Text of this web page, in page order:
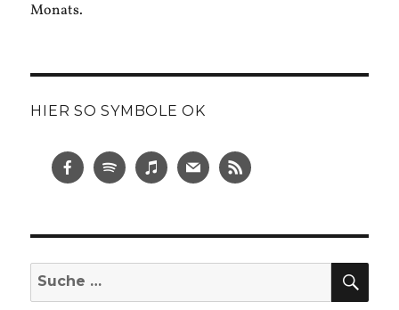
Monats.
HIER SO SYMBOLE OK
Suche
nach: